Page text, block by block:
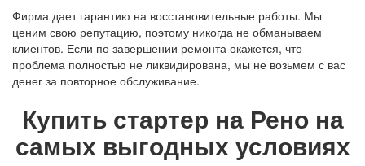
Фирма дает гарантию на восстановительные работы. Мы
ценим свою репутацию, поэтому никогда не обманываем
клиентов. Если по завершении ремонта окажется, что
проблема полностью не ликвидирована, мы не возьмем с вас
денег за повторное обслуживание.
Купить стартер на Рено на
самых выгодных условиях